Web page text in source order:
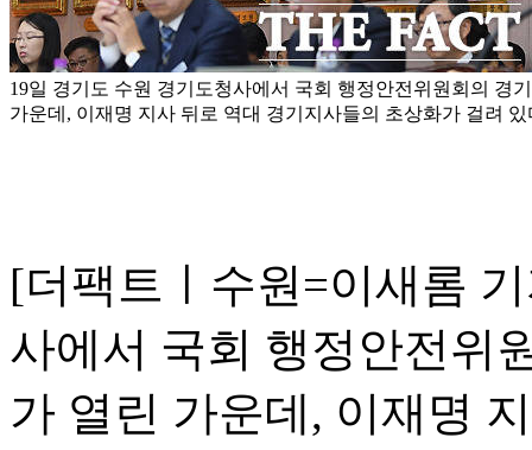
19일 경기도 수원 경기도청사에서 국회 행정안전위원회의 경
가운데, 이재명 지사 뒤로 역대 경기지사들의 초상화가 걸려
[더팩트ㅣ수원=이새롬
사에서 국회 행정안전위
가 열린 가운데, 이재명